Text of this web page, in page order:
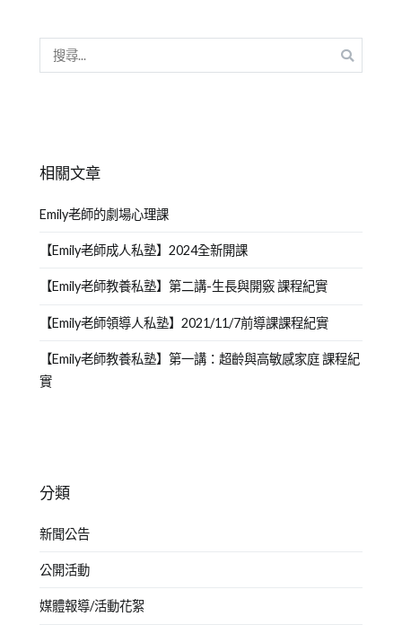
相關文章
Emily老師的劇場心理課
【Emily老師成人私塾】2024全新開課
【Emily老師教養私塾】第二講-生長與開竅 課程紀實
【Emily老師領導人私塾】2021/11/7前導課課程紀實
【Emily老師教養私塾】第一講：超齡與高敏感家庭 課程紀
實
分類
新聞公告
公開活動
媒體報導/活動花絮